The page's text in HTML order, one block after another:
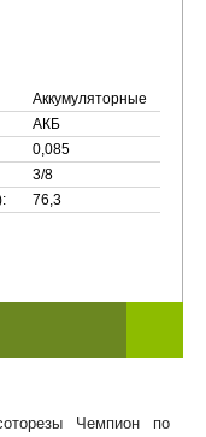
Аккумуляторные
АКБ
0,085
3/8
76,3
Чемпион по